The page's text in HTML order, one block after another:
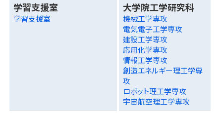
学習支援室
学習支援室
大学院工学研究科
機械工学専攻
電気電子工学専攻
建設工学専攻
応用化学専攻
情報工学専攻
創造エネルギー理工学専
攻
ロボット理工学専攻
宇宙航空理工学専攻